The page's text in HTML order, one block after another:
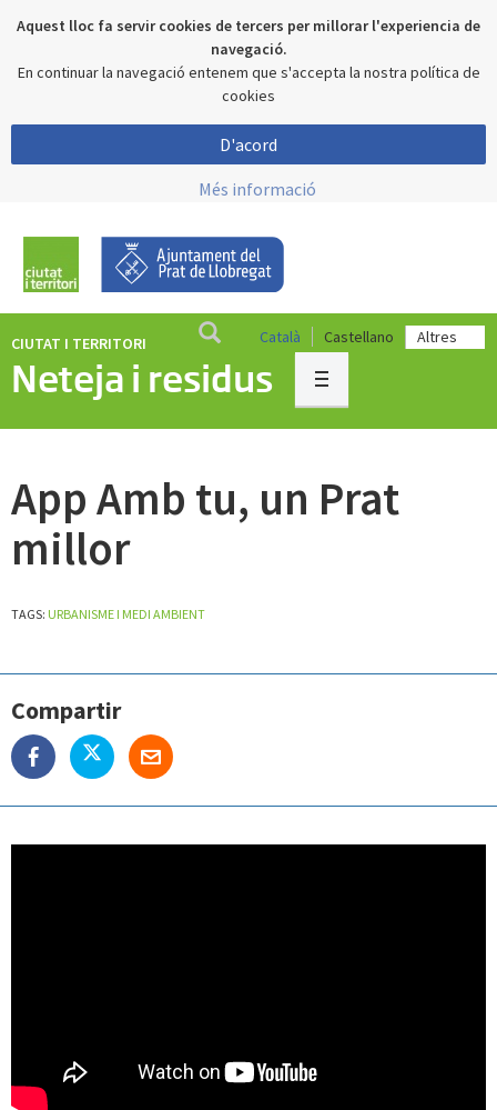
Aquest lloc fa servir cookies de tercers per millorar l'experiencia de
navegació.
En continuar la navegació entenem que s'accepta la nostra política de
cookies
D'acord
Més informació
Català Castellano
CIUTAT I TERRITORI
Neteja i residus
App Amb tu, un Prat
millor
TAGS: URBANISME I MEDI AMBIENT
Compartir